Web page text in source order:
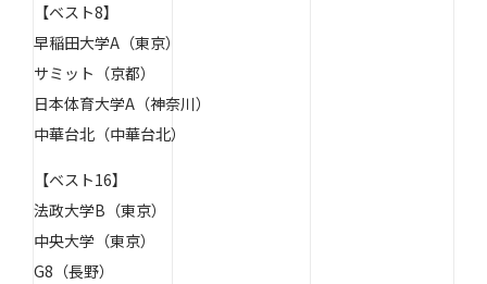
【ベスト8】
早稲田大学A（東京）
サミット（京都）
日本体育大学A（神奈川）
中華台北（中華台北）
【ベスト16】
法政大学B（東京）
中央大学（東京）
G8（長野）